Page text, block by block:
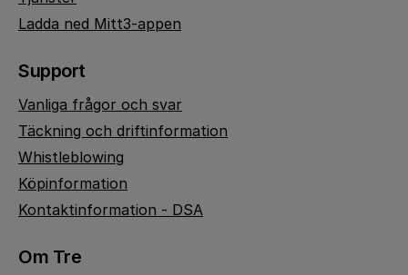
Ladda ned Mitt3-appen
Support
Vanliga frågor och svar
Täckning och driftinformation
Whistleblowing
Köpinformation
Kontaktinformation - DSA
Om Tre